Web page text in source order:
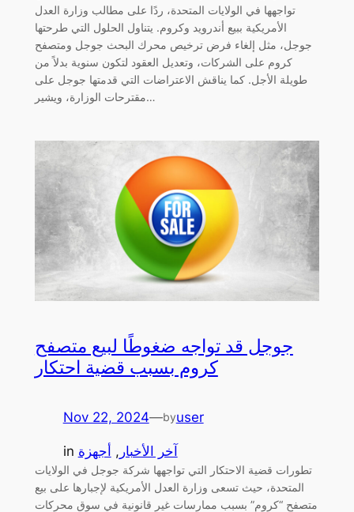
تواجهها في الولايات المتحدة، ردًا على مطالب وزارة العدل
الأمريكية ببيع أندرويد وكروم. يتناول الحلول التي طرحتها
جوجل، مثل إلغاء فرض ترخيص محرك البحث جوجل ومتصفح
كروم على الشركات، وتعديل العقود لتكون سنوية بدلاً من
طويلة الأجل. كما يناقش الاعتراضات التي قدمتها جوجل على
مقترحات الوزارة، ويشير…
جوجل قد تواجه ضغوطًا لبيع متصفح
كروم بسبب قضية احتكار
Nov 22, 2024—byuser
in آخر الأخبار , أجهزة
تطورات قضية الاحتكار التي تواجهها شركة جوجل في الولايات
المتحدة، حيث تسعى وزارة العدل الأمريكية لإجبارها على بيع
متصفح “كروم” بسبب ممارسات غير قانونية في سوق محركات